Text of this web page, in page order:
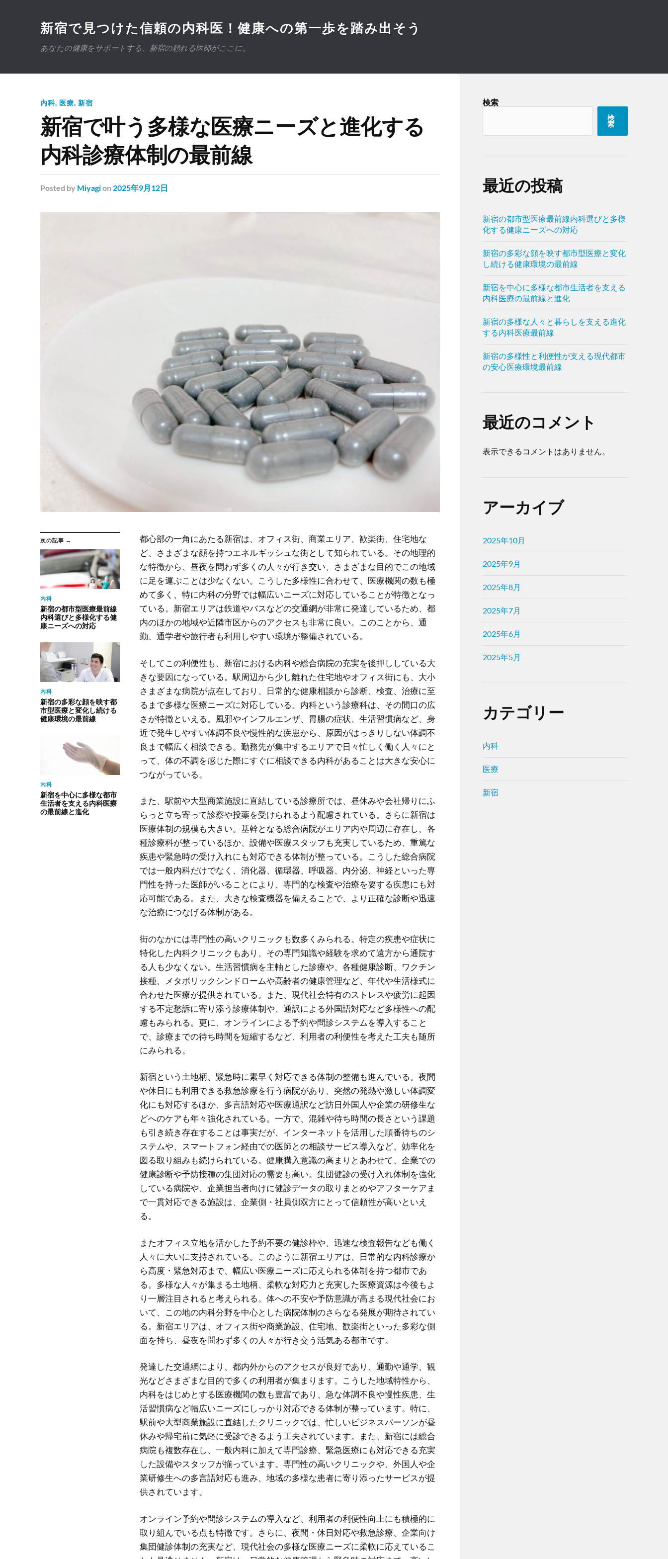
新宿で見つけた信頼の内科医！健康への第一歩を踏み出そう
あなたの健康をサポートする、新宿の頼れる医師がここに。
内科, 医療, 新宿
新宿で叶う多様な医療ニーズと進化する
内科診療体制の最前線
Posted by Miyagion 2025年9月12日
次の記事 →
内科
新宿の都市型医療最前線
内科選びと多様化する健
康ニーズへの対応
内科
新宿の多彩な顔を映す都
市型医療と変化し続ける
健康環境の最前線
内科
新宿を中心に多様な都市
生活者を支える内科医療
の最前線と進化
都心部の一角にあたる新宿は、オフィス街、商業エリア、歓楽街、住宅地な
ど、さまざまな顔を持つエネルギッシュな街として知られている。 その地理的
な特徴から、昼夜を問わず多くの人々が行き交い、さまざまな目的でこの地域
に足を運ぶことは少なくない。こうした多様性に合わせて、医療機関の数も極
めて多く、特に内科の分野では幅広いニーズに対応していることが特徴となっ
ている。新宿エリアは鉄道やバスなどの交通網が非常に発達しているため、都
内のほかの地域や近隣市区からのアクセスも非常に良い。このことから、通
勤、通学者や旅行者も利用しやすい環境が整備されている。
そしてこの利便性も、新宿における内科や総合病院の充実を後押ししている大
きな要因になっている。駅周辺から少し離れた住宅地やオフィス街にも、大小
さまざまな病院が点在しており、日常的な健康相談から診断、検査、治療に至
るまで多様な医療ニーズに対応している。内科という診療科は、その間口の広
さが特徴といえる。風邪やインフルエンザ、胃腸の症状、生活習慣病など、身
近で発生しやすい体調不良や慢性的な疾患から、原因がはっきりしない体調不
良まで幅広く相談できる。勤務先が集中するエリアで日々忙しく働く人々にと
って、体の不調を感じた際にすぐに相談できる内科があることは大きな安心に
つながっている。
また、駅前や大型商業施設に直結している診療所では、昼休みや会社帰りにふ
らっと立ち寄って診察や投薬を受けられるよう配慮されている。さらに新宿は
医療体制の規模も大きい。基幹となる総合病院がエリア内や周辺に存在し、各
種診療科が整っているほか、設備や医療スタッフも充実しているため、重篤な
疾患や緊急時の受け入れにも対応できる体制が整っている。こうした総合病院
では一般内科だけでなく、消化器、循環器、呼吸器、内分泌、神経といった専
門性を持った医師がいることにより、専門的な検査や治療を要する疾患にも対
応可能である。また、大きな検査機器を備えることで、より正確な診断や迅速
な治療につなげる体制がある。
街のなかには専門性の高いクリニックも数多くみられる。特定の疾患や症状に
特化した内科クリニックもあり、その専門知識や経験を求めて遠方から通院す
る人も少なくない。生活習慣病を主軸とした診療や、各種健康診断、ワクチン
接種、メタボリックシンドロームや高齢者の健康管理など、年代や生活様式に
合わせた医療が提供されている。また、現代社会特有のストレスや疲労に起因
する不定愁訴に寄り添う診療体制や、通訳による外国語対応など多様性への配
慮もみられる。更に、オンラインによる予約や問診システムを導入すること
で、診療までの待ち時間を短縮するなど、利用者の利便性を考えた工夫も随所
にみられる。
新宿という土地柄、緊急時に素早く対応できる体制の整備も進んでいる。夜間
や休日にも利用できる救急診療を行う病院があり、突然の発熱や激しい体調変
化にも対応するほか、多言語対応や医療通訳など訪日外国人や企業の研修生な
どへのケアも年々強化されている。一方で、混雑や待ち時間の長さという課題
も引き続き存在することは事実だが、インターネットを活用した順番待ちのシ
ステムや、スマートフォン経由での医師との相談サービス導入など、効率化を
図る取り組みも続けられている。健康購入意識の高まりとあわせて、企業での
健康診断や予防接種の集団対応の需要も高い。集団健診の受け入れ体制を強化
している病院や、企業担当者向けに健診データの取りまとめやアフターケアま
で一貫対応できる施設は、企業側・社員側双方にとって信頼性が高いといえ
る。
またオフィス立地を活かした予約不要の健診枠や、迅速な検査報告なども働く
人々に大いに支持されている。このように新宿エリアは、日常的な内科診療か
ら高度・緊急対応まで、幅広い医療ニーズに応えられる体制を持つ都市であ
る。多様な人々が集まる土地柄、柔軟な対応力と充実した医療資源は今後もよ
り一層注目されると考えられる。体への不安や予防意識が高まる現代社会にお
いて、この地の内科分野を中心とした病院体制のさらなる発展が期待されてい
る。新宿エリアは、オフィス街や商業施設、住宅地、歓楽街といった多彩な側
面を持ち、昼夜を問わず多くの人々が行き交う活気ある都市です。
発達した交通網により、都内外からのアクセスが良好であり、通勤や通学、観
光などさまざまな目的で多くの利用者が集まります。こうした地域特性から、
内科をはじめとする医療機関の数も豊富であり、急な体調不良や慢性疾患、生
活習慣病など幅広いニーズにしっかり対応できる体制が整っています。特に、
駅前や大型商業施設に直結したクリニックでは、忙しいビジネスパーソンが昼
休みや帰宅前に気軽に受診できるよう工夫されています。また、新宿には総合
病院も複数存在し、一般内科に加えて専門診療、緊急医療にも対応できる充実
した設備やスタッフが揃っています。専門性の高いクリニックや、外国人や企
業研修生への多言語対応も進み、地域の多様な患者に寄り添ったサービスが提
供されています。
オンライン予約や問診システムの導入など、利用者の利便性向上にも積極的に
取り組んでいる点も特徴です。さらに、夜間・休日対応や救急診療、企業向け
集団健診体制の充実など、現代社会の多様な医療ニーズに柔軟に応えているこ
検索
検
索
最近の投稿
新宿の都市型医療最前線内科選びと多様
化する健康ニーズへの対応
新宿の多彩な顔を映す都市型医療と変化
し続ける健康環境の最前線
新宿を中心に多様な都市生活者を支える
内科医療の最前線と進化
新宿の多様な人々と暮らしを支える進化
する内科医療最前線
新宿の多様性と利便性が支える現代都市
の安心医療環境最前線
最近のコメント
表示できるコメントはありません。
アーカイブ
2025年10月
2025年9月
2025年8月
2025年7月
2025年6月
2025年5月
カテゴリー
内科
医療
新宿